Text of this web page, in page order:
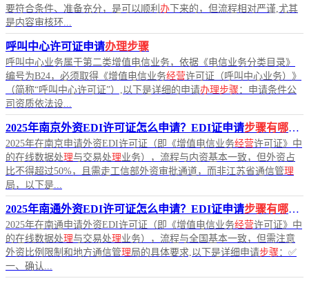
要符合条件、准备充分，是可以顺利 办 下来的，但流程相对严谨,尤其
是内容审核环...
呼叫中心许可证申请办理步骤
呼叫中心业务属于第二类增值电信业务，依据《电信业务分类目录》
编号为B24，必须取得《增值电信业务经营许可证（呼叫中心业务）》
（简称“呼叫中心许可证”）,以下是详细的申请办理步骤 ：申请条件公
司资质依法设...
2025年南京外资EDI许可证怎么申请？EDI证申请步骤有哪些
2025年在南京申请外资EDI许可证（即《增值电信业务经营许可证》中
的在线数据处理与交易处理业务），流程与内资基本一致，但外资占
比不得超过50%，且需走工信部外资审批通道，而非江苏省通信管理
局，以下是...
2025年南通外资EDI许可证怎么申请？EDI证申请步骤有哪些
2025年在南通申请外资EDI许可证（即《增值电信业务经营许可证》中
的在线数据处理与交易处理业务），流程与全国基本一致，但需注意
外资比例限制和地方通信管理局的具体要求,以下是详细申请步骤 ：✅
一、确认...